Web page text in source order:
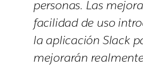
personas. Las
facilidad de uso
la aplicación Slack
mejorarán